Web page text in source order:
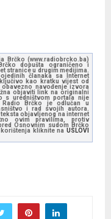
Brčko (www.radiobrcko.ba)
dopušta ograničeno i
stranice u drugim medijima.
članaka sa Internet
kao kratku vijest od
navođenje izvora
objaviti link na originalni
s uredništvom portala nije
Brčko je odlučan u
i rad svojih autora.
objavljenog na internet
ovim pravilima, protiv
Osnovnim sudom Brčko
kliknite na USLOVI